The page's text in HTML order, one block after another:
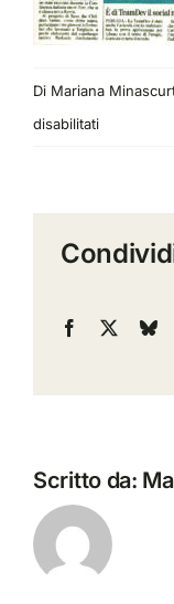
Di Mariana
disabilitatisu
Facebook
Scritto da: